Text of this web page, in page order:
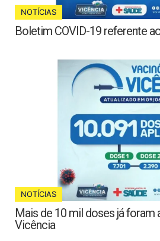
NOTÍCIAS
Boletim COVID-19 referente
NOTÍCIAS
Mais de 10 mil doses já foram
Vicência